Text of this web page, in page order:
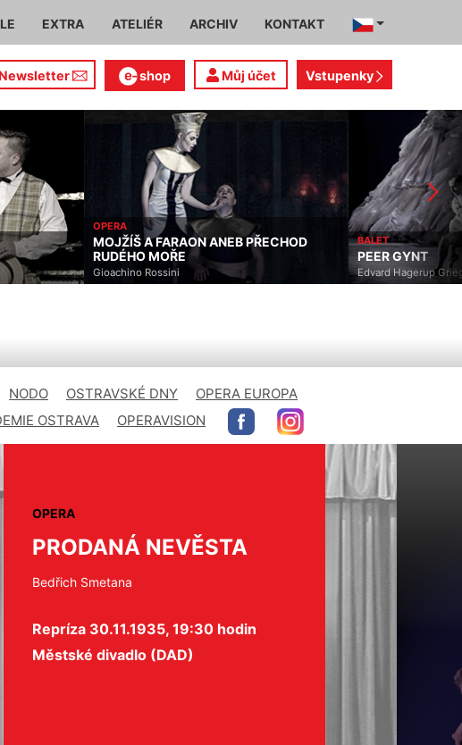
EXTRA ATELIÉR ARCHIV KONTAKT
Newsletter shop Můj účet Vstupenky
OPERA
MOJŽÍŠ A FARAON ANEB PŘECHOD
RUDÉHO MOŘE
Gioachino Rossini
BALET
PEER GYNT
Edvard Hagerup Grieg,
NODO OSTRAVSKÉ DNY
OPERA EUROPA
OSTRAVA OPERAVISION
OPERA
PRODANÁ NEVĚSTA
Bedřich Smetana
Repríza 30.11.1935, 19:30 hodin
Městské divadlo (DAD)